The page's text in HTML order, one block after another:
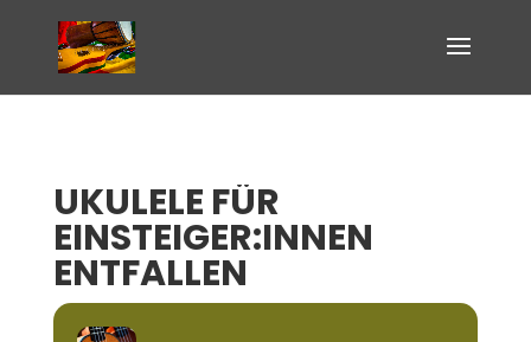
UKULELE FÜR
EINSTEIGER:INNEN
ENTFALLEN